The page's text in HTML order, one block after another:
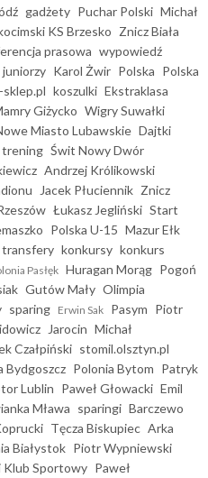
gadżety Puchar Polski Michał
KS Brzesko Znicz Biała
prasowa wypowiedź
Karol Żwir Polska Polska
koszulki Ekstraklasa
Giżycko Wigry Suwałki
Miasto Lubawskie Dajtki
trening Świt Nowy Dwór
Andrzej Królikowski
Jacek Płuciennik Znicz
Łukasz Jegliński Start
Polska U-15 Mazur Ełk
transfery konkursy konkurs
Pasłęk Huragan Morąg Pogoń
Gutów Mały Olimpia
sparing Erwin Sak Pasym Piotr
Jarocin Michał
Czałpiński stomil.olsztyn.pl
Bydgoszcz Polonia Bytom Patryk
Lublin Paweł Głowacki Emil
Mława sparingi Barczewo
Tęcza Biskupiec Arka
Białystok Piotr Wypniewski
Klub Sportowy Paweł